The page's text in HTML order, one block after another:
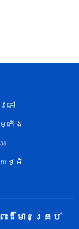
ភៅ
ើង
ថ្មី
ដ៏មានគ្រប់